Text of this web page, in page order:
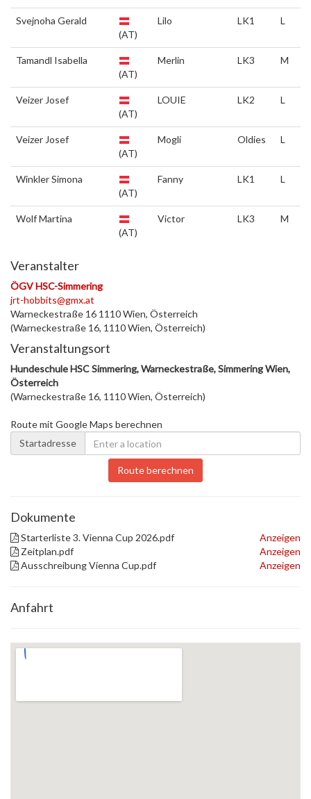
Svejnoha Gerald
(AT)
Lilo LK1 L
Tamandl Isabella
(AT)
Merlin LK3 M
Veizer Josef
(AT)
LOUIE LK2 L
Veizer Josef
(AT)
Mogli Oldies L
Winkler Simona
(AT)
Fanny LK1 L
Wolf Martina
(AT)
Victor LK3 M
Veranstalter
ÖGV HSC-Simmering
jrt-hobbits@gmx.at
Warneckestraße 16 1110 Wien, Österreich
(Warneckestraße 16, 1110 Wien, Österreich)
Veranstaltungsort
Hundeschule HSC Simmering, Warneckestraße, Simmering Wien,
Österreich
(Warneckestraße 16, 1110 Wien, Österreich)
Route mit Google Maps berechnen
Startadresse
Route berechnen
Dokumente
Starterliste 3. Vienna Cup 2026.pdf
Anzeigen
Zeitplan.pdf
Anzeigen
Ausschreibung Vienna Cup.pdf
Anzeigen
Anfahrt